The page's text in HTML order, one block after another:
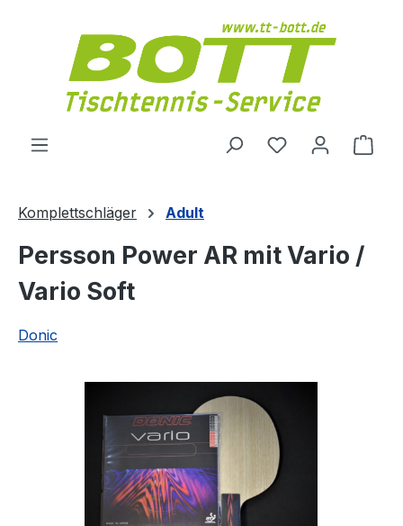
Du hast 0
Komplettschläger Adult
Persson Power AR mit Vario /
Vario Soft
Donic